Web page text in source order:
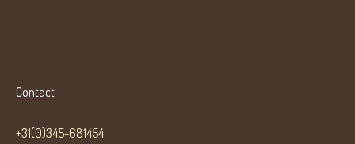
Contact
+31(0)345-681454